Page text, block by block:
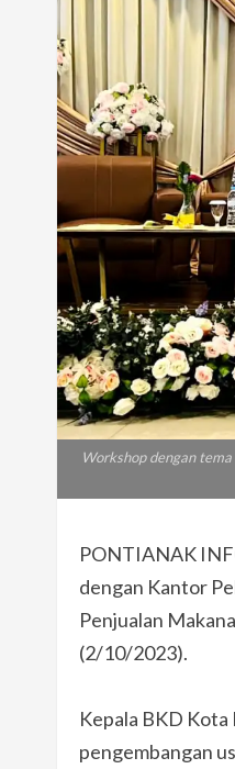
Workshop dengan
PONTIANAK
dengan Kantor
Penjualan
(2/10/2023).
Kepala BKD
pengembangan